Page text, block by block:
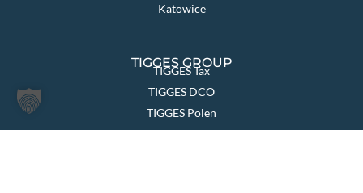
Katowice
TIGGES GROUP
TIGGES Tax
TIGGES DCO
TIGGES Polen
JurCapital